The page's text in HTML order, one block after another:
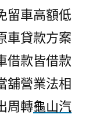
留車高額低
車貸款方案
借款皆借款
舖營業法相
周轉龜山汽